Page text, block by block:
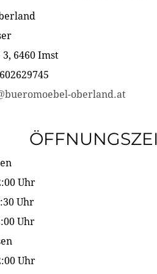
6460 Imst
oberland.at
Uhr
Uhr
Uhr
Uhr